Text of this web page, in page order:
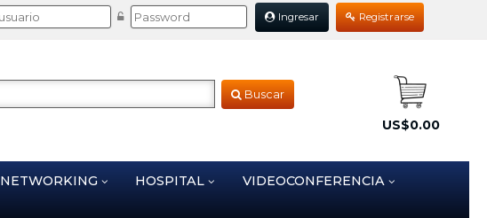
Ingresar Registrarse
Buscar
US$0.00
NETWORKING HOSPITAL VIDEOCONFERENCIA